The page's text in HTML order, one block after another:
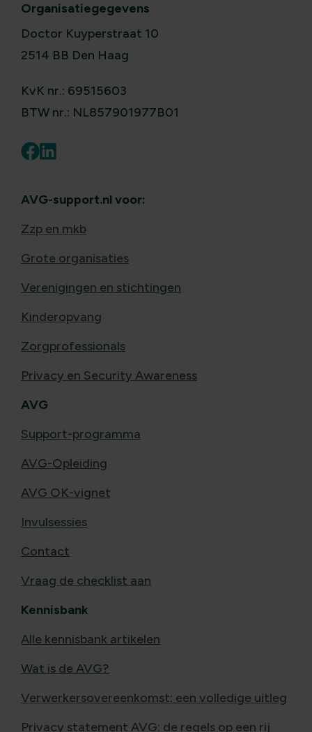
Organisatiegegevens
Doctor Kuyperstraat 10
2514 BB Den Haag
KvK nr.: 69515603
BTW nr.: NL857901977B01
AVG-support.nl voor:
Zzp en mkb
Grote organisaties
Verenigingen en stichtingen
Kinderopvang
Zorgprofessionals
Privacy en Security Awareness
AVG
Support-programma
AVG-Opleiding
AVG OK-vignet
Invulsessies
Contact
Vraag de checklist aan
Kennisbank
Alle kennisbank artikelen
Wat is de AVG?
Verwerkersovereenkomst: een volledige uitleg
Privacy statement AVG: de regels op een rij